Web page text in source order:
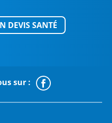
DEVIS SANTÉ
sur :